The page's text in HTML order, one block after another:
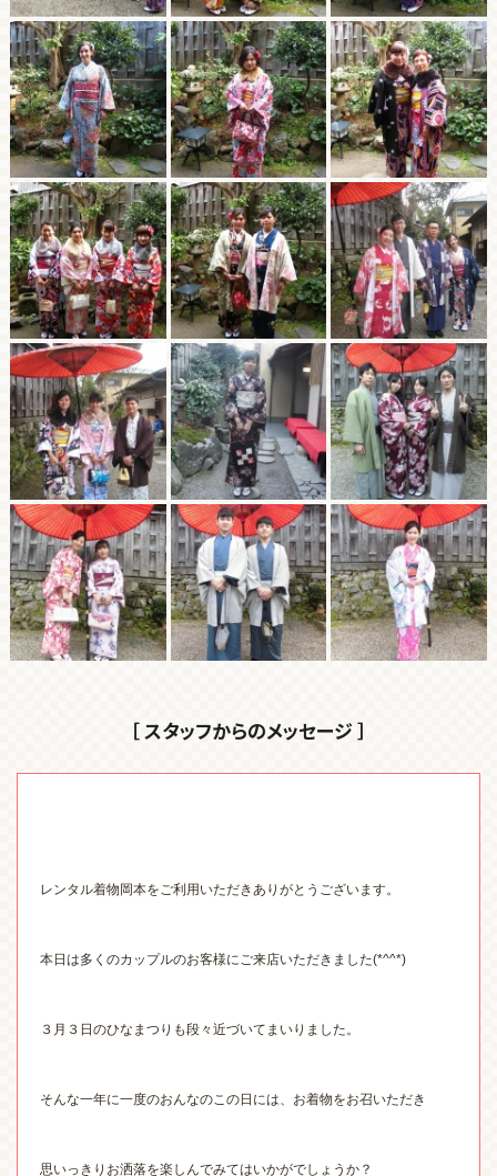
［ スタッフからのメッセージ ］
レンタル着物岡本をご利用いただきありがとうございます。
本日は多くのカップルのお客様にご来店いただきました(*^^*)
３月３日のひなまつりも段々近づいてまいりました。
そんな一年に一度のおんなのこの日には、お着物をお召いただき
思いっきりお洒落を楽しんでみてはいかがでしょうか？